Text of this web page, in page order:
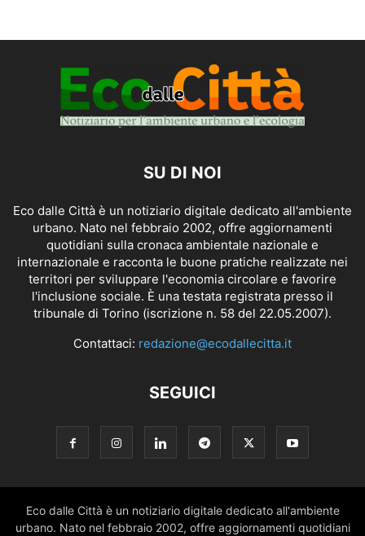
SU DI NOI
Eco dalle Città è un notiziario digitale dedicato all'ambiente
urbano. Nato nel febbraio 2002, offre aggiornamenti
quotidiani sulla cronaca ambientale nazionale e
internazionale e racconta le buone pratiche realizzate nei
territori per sviluppare l'economia circolare e favorire
l'inclusione sociale. È una testata registrata presso il
tribunale di Torino (iscrizione n. 58 del 22.05.2007).
Contattaci: redazione@ecodallecitta.it
SEGUICI
Eco dalle Città è un notiziario digitale dedicato all'ambiente
urbano. Nato nel febbraio 2002, offre aggiornamenti quotidiani